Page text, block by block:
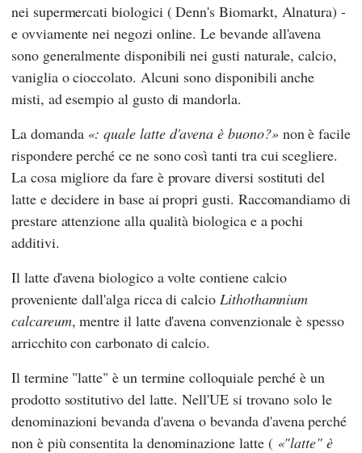
nei supermercati biologici (Denn's Biomarkt, Alnatura) -
e ovviamente nei negozi online. Le bevande all'avena
sono generalmente disponibili nei gusti naturale, calcio,
vaniglia o cioccolato. Alcuni sono disponibili anche
misti, ad esempio al gusto di mandorla.
La domanda : quale latte d'avena è buono? non è facile
rispondere perché ce ne sono così tanti tra cui scegliere.
La cosa migliore da fare è provare diversi sostituti del
latte e decidere in base ai propri gusti. Raccomandiamo di
prestare attenzione alla qualità biologica e a pochi
additivi.
Il latte d'avena biologico a volte contiene calcio
proveniente dall'alga ricca di calcio Lithothamnium
calcareum, mentre il latte d'avena convenzionale è spesso
arricchito con carbonato di calcio.
Il termine "latte" è un termine colloquiale perché è un
prodotto sostitutivo del latte. Nell'UE si trovano solo le
denominazioni bevanda d'avena o bevanda d'avena perché
non è più consentita la denominazione latte ( "latte" è